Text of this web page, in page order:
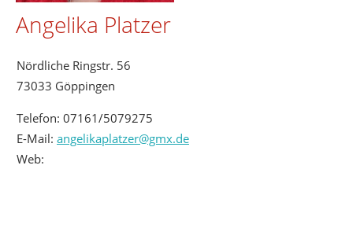
Angelika Platzer
Nördliche Ringstr. 56
73033 Göppingen
Telefon: 07161/5079275
E-Mail: angelikaplatzer@gmx.de
Web: